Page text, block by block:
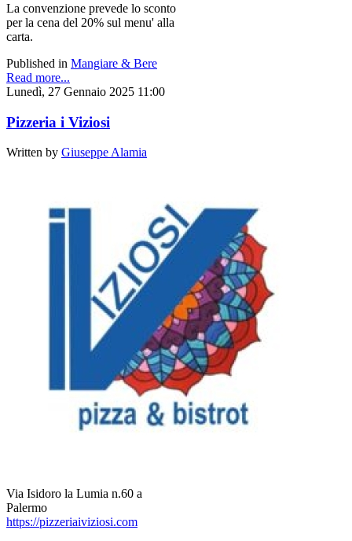
La convenzione prevede lo sconto
per la cena del 20% sul menu' alla
carta.
Published in Mangiare & Bere
Read more...
Lunedì, 27 Gennaio 2025 11:00
Pizzeria i Viziosi
Written by Giuseppe Alamia
Via Isidoro la Lumia n.60 a
Palermo
https://pizzeriaiviziosi.com